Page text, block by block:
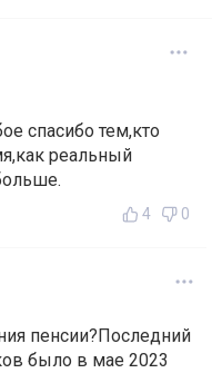
спасибо тем,кто
реальный
4 0
пенсии?Последний
было в мае 2023